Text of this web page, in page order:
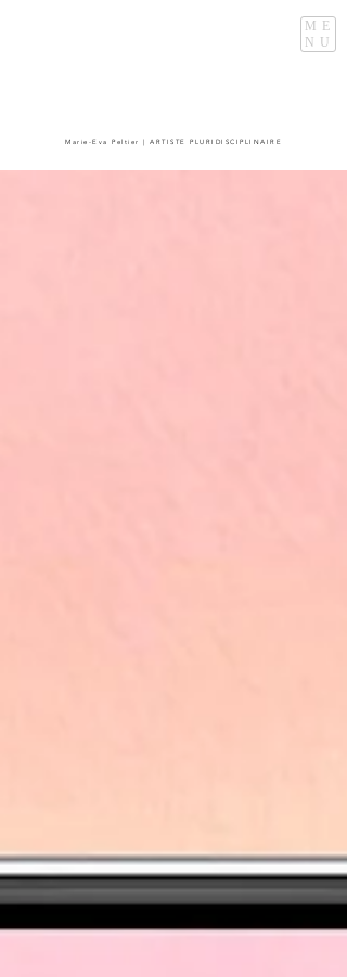
ME
NU
Marie-Eva Peltier | ARTISTE PLURIDISCIPLINAIRE